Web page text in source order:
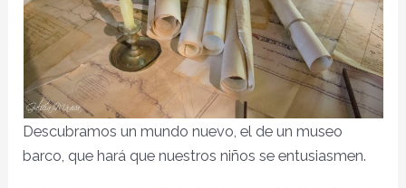
Descubramos un mundo nuevo, el de un museo
barco, que hará que nuestros niños se entusiasmen.